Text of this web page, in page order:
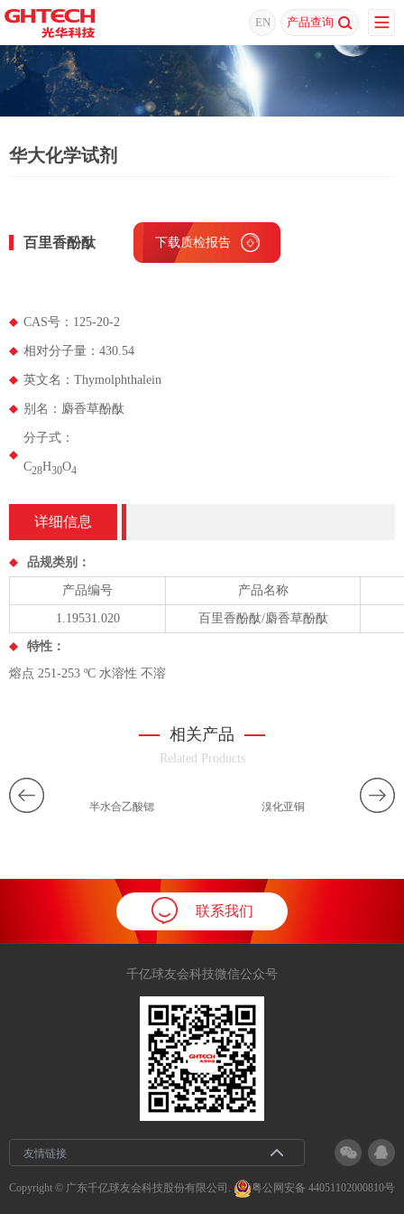
EN 产品查询
华大化学试剂
百里香酚酞 下载质检报告
CAS号：125-20-2
相对分子量：430.54
英文名：Thymolphthalein
别名：麝香草酚酞
分子式：
C28H30O4
详细信息
品规类别：
产品编号 产品名称
1.19531.020 百里香酚酞/麝香草酚酞
特性：
熔点 251-253 ºC 水溶性 不溶
相关产品
Related Products
半水合乙酸锶 溴化亚铜
联系我们
千亿球友会科技微信公众号
友情链接
Copyright © 广东千亿球友会科技股份有限公司. 粤公网安备 44051102000810号